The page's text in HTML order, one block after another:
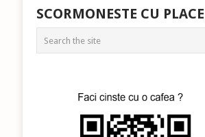
SCORMONESTE CU